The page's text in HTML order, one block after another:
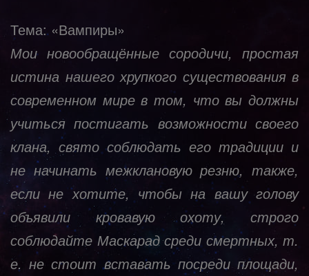
Тема: «Вампиры»
Мои новообращённые сородичи, простая
истина нашего хрупкого существования в
современном мире в том, что вы должны
учиться постигать возможности своего
клана, свято соблюдать его традиции и
не начинать межклановую резню, также,
если не хотите, чтобы на вашу голову
объявили кровавую охоту, строго
соблюдайте Маскарад среди смертных, т.
е. не стоит вставать посреди площади,